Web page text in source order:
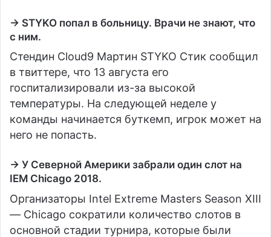
→ STYKO попал в больницу. Врачи не знают, что
с ним.
Стендин Cloud9 Мартин STYKO Стик сообщил
в твиттере, что 13 августа его
госпитализировали из-за высокой
температуры. На следующей неделе у
команды начинается буткемп, игрок может на
него не попасть.
→ У Северной Америки забрали один слот на
IEM Chicago 2018.
Организаторы Intel Extreme Masters Season XIII
— Chicago сократили количество слотов в
основной стадии турнира, которые были